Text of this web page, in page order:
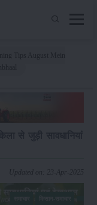
Updated on: 23-Apr-2025